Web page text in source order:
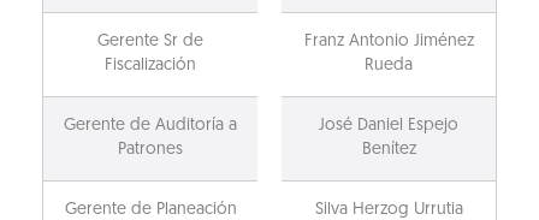
Gerente Sr de
Fiscalización
Franz Antonio Jiménez
Rueda
Gerente de Auditoría a
Patrones
José Daniel Espejo
Benítez
Gerente de Planeación
Silva Herzog Urrutia